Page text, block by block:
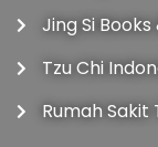
Jing Si
Tzu Chi
Rumah Sakit